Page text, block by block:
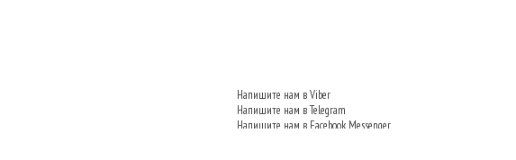
Напишите нам в Viber
Напишите нам в Telegram
Напишите нам в Facebook Messenger